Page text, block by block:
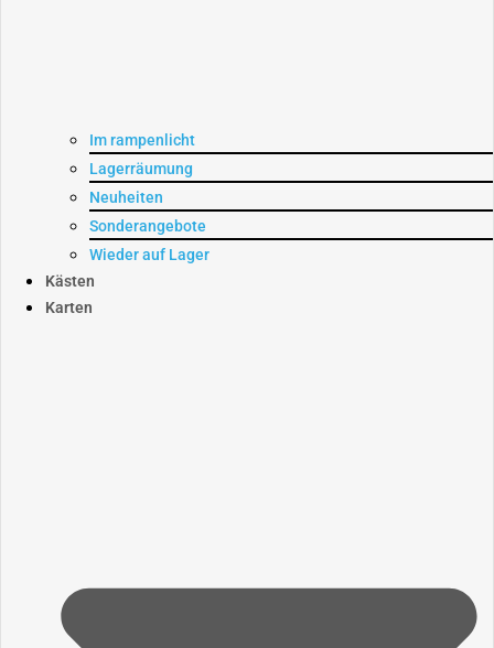
Im rampenlicht
Lagerräumung
Neuheiten
Sonderangebote
Wieder auf Lager
Kästen
Karten